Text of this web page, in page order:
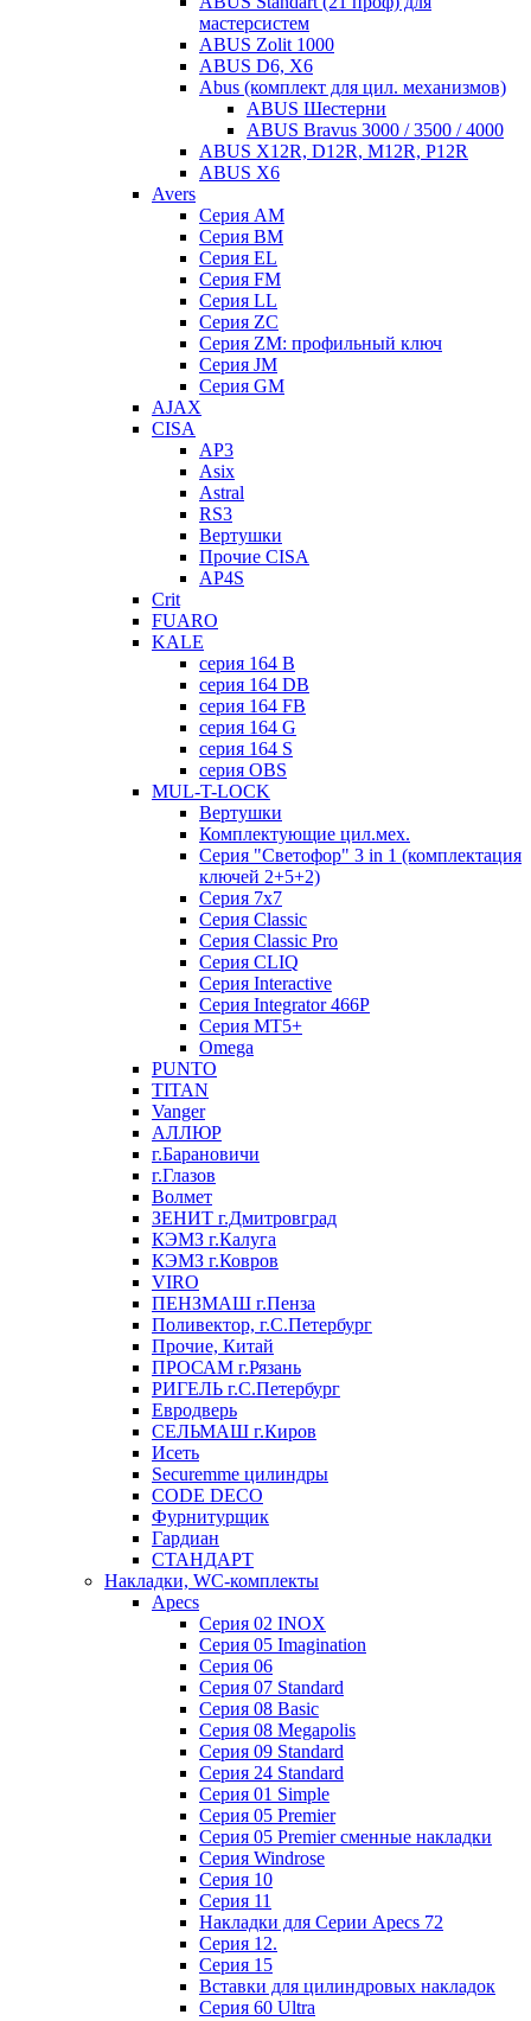
мастерсистем
ABUS Zolit 1000
ABUS D6, X6
Abus (комплект для цил. механизмов)
ABUS Шестерни
ABUS Bravus 3000 / 3500 / 4000
ABUS X12R, D12R, M12R, P12R
ABUS X6
Avers
Серия AM
Серия BM
Серия EL
Серия FM
Серия LL
Серия ZC
Серия ZM: профильный ключ
Серия JM
Серия GM
AJAX
CISA
AP3
Asix
Astral
RS3
Вертушки
Прочие CISA
AP4S
Crit
FUARO
KALE
серия 164 B
серия 164 DB
серия 164 FB
серия 164 G
серия 164 S
серия OBS
MUL-T-LOCK
Вертушки
Комплектующие цил.мех.
Серия "Светофор" 3 in 1 (комплектация
ключей 2+5+2)
Серия 7х7
Серия Classic
Серия Classic Pro
Серия CLIQ
Серия Interactive
Серия Integrator 466P
Серия MT5+
Omega
PUNTO
TITAN
Vanger
АЛЛЮР
г.Барановичи
г.Глазов
Волмет
ЗЕНИТ г.Дмитровград
КЭМЗ г.Калуга
КЭМЗ г.Ковров
VIRO
ПЕНЗМАШ г.Пенза
Поливектор, г.С.Петербург
Прочие, Китай
ПРОСАМ г.Рязань
РИГЕЛЬ г.С.Петербург
Евродверь
СЕЛЬМАШ г.Киров
Исеть
Securemme цилиндры
CODE DECO
Фурнитурщик
Гардиан
СТАНДАРТ
Накладки, WC-комплекты
Apecs
Cерия 02 INOX
Cерия 05 Imagination
Cерия 06
Cерия 07 Standard
Cерия 08 Basic
Cерия 08 Megapolis
Cерия 09 Standard
Cерия 24 Standard
Серия 01 Simple
Серия 05 Premier
Серия 05 Premier сменные накладки
Cерия Windrose
Серия 10
Серия 11
Накладки для Серии Apecs 72
Серия 12.
Серия 15
Вставки для цилиндровых накладок
Серия 60 Ultra